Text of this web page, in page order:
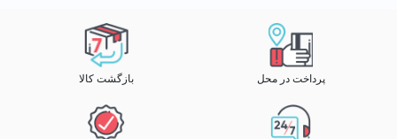
پرداخت در محل بازگشت کالا